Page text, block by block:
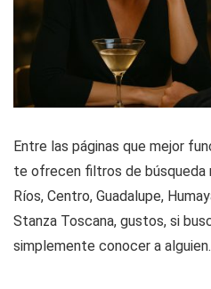
Entre las páginas que mejor
te ofrecen filtros de búsqueda
Ríos, Centro, Guadalupe,
Stanza Toscana, gustos, si
simplemente conocer a alguien.